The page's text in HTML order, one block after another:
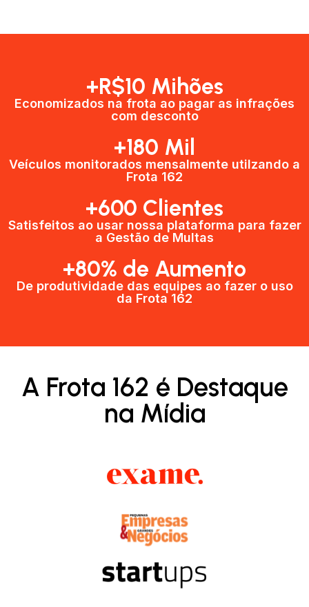
+R$10 Mihões
Economizados na frota ao pagar as infrações
com desconto
+180 Mil
Veículos monitorados mensalmente utilzando a
Frota 162
+600 Clientes​
Satisfeitos ao usar nossa plataforma para fazer
a Gestão de Multas​
+80% de Aumento
De produtividade das equipes ao fazer o uso
da Frota 162​
A Frota 162 é Destaque
na Mídia